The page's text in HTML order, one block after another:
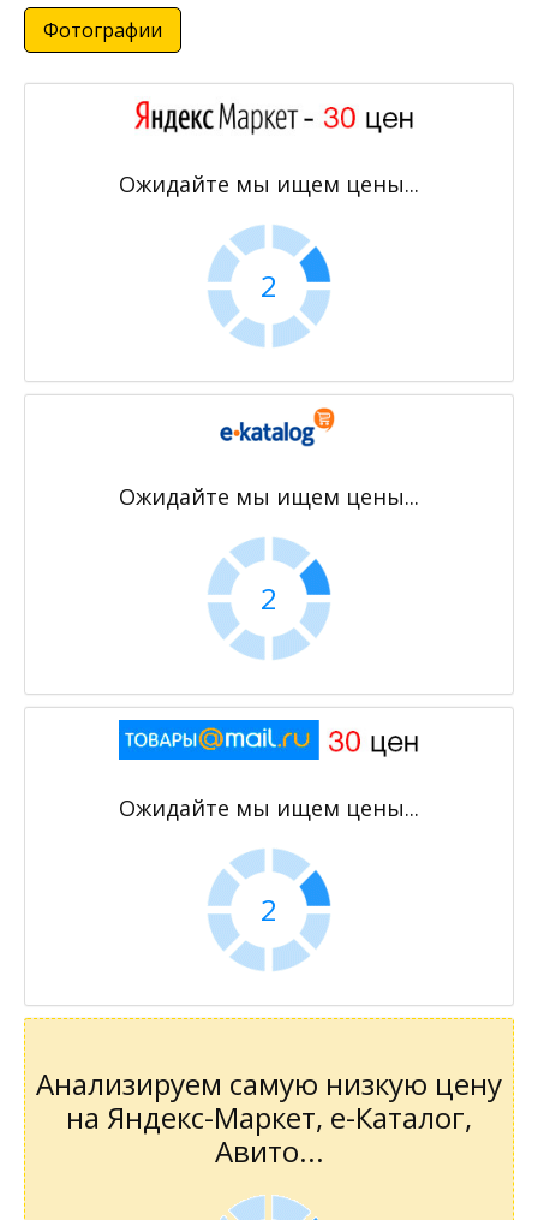
Фотографии
Ожидайте мы ищем цены...
2
Ожидайте мы ищем цены...
2
Ожидайте мы ищем цены...
2
Анализируем самую низкую цену
на Яндекс-Маркет, е-Каталог,
Авито...